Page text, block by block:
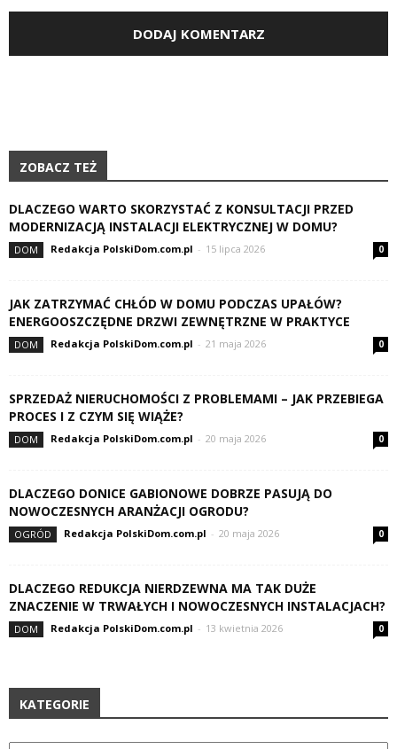
ZOBACZ TEŻ
DLACZEGO WARTO SKORZYSTAĆ Z KONSULTACJI PRZED
MODERNIZACJĄ INSTALACJI ELEKTRYCZNEJ W DOMU?
DOM Redakcja PolskiDom.com.pl - 15 lipca 2026 0
JAK ZATRZYMAĆ CHŁÓD W DOMU PODCZAS UPAŁÓW?
ENERGOOSZCZĘDNE DRZWI ZEWNĘTRZNE W PRAKTYCE
DOM Redakcja PolskiDom.com.pl - 21 maja 2026 0
SPRZEDAŻ NIERUCHOMOŚCI Z PROBLEMAMI – JAK PRZEBIEGA
PROCES I Z CZYM SIĘ WIĄŻE?
DOM Redakcja PolskiDom.com.pl - 20 maja 2026 0
DLACZEGO DONICE GABIONOWE DOBRZE PASUJĄ DO
NOWOCZESNYCH ARANŻACJI OGRODU?
OGRÓD Redakcja PolskiDom.com.pl - 20 maja 2026 0
DLACZEGO REDUKCJA NIERDZEWNA MA TAK DUŻE
ZNACZENIE W TRWAŁYCH I NOWOCZESNYCH INSTALACJACH?
DOM Redakcja PolskiDom.com.pl - 13 kwietnia 2026 0
KATEGORIE
Kategorie